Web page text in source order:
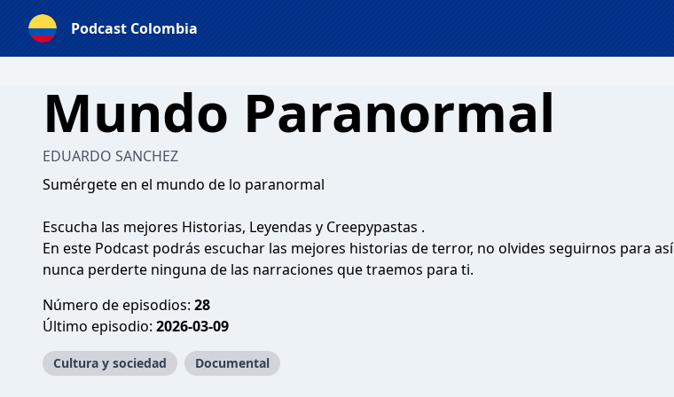
Podcast Colombia
Mundo Paranormal
EDUARDO SANCHEZ
Sumérgete en el mundo de lo paranormal
Escucha las mejores Historias, Leyendas y Creepypastas .
En este Podcast podrás escuchar las mejores historias de terror, no olvides seguirnos para así
nunca perderte ninguna de las narraciones que traemos para ti.
Número de episodios: 28
Último episodio: 2026-03-09
Cultura y sociedad Documental